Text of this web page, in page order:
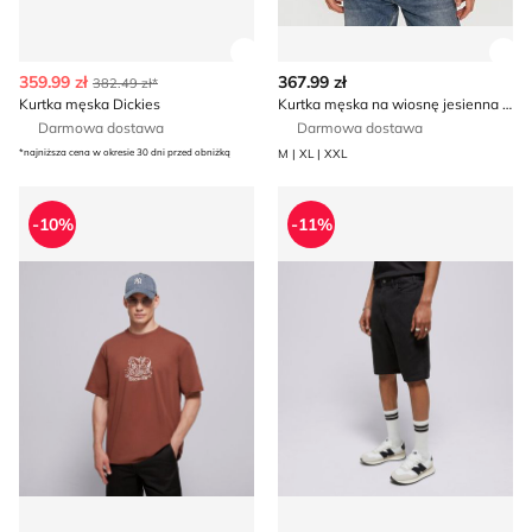
359.99 zł 382.49 zł*
Kurtka męska Dickies
Darmowa dostawa
*najniższa cena w okresie 30 dni przed obniżką
367.99 zł
Kurtka męska na wiosnę jesienna Dickies
Darmowa dostawa
M | XL | XXL
T-shirt męski Dickies
-10%
Spodenki męskie letnie
-11%